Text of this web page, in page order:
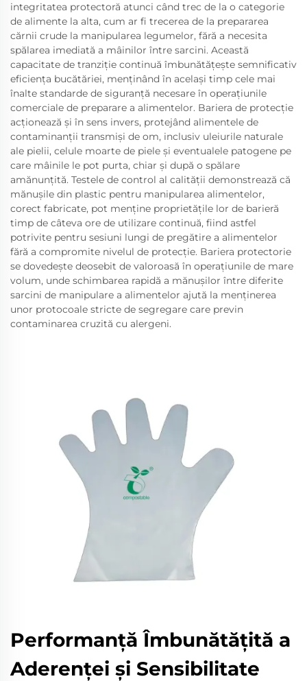
integritatea protectoră atunci când trec de la o categorie
de alimente la alta, cum ar fi trecerea de la prepararea
cărnii crude la manipularea legumelor, fără a necesita
spălarea imediată a mâinilor între sarcini. Această
capacitate de tranziție continuă îmbunătățește semnificativ
eficiența bucătăriei, menținând în același timp cele mai
înalte standarde de siguranță necesare în operațiunile
comerciale de preparare a alimentelor. Bariera de protecție
acționează și în sens invers, protejând alimentele de
contaminanții transmiși de om, inclusiv uleiurile naturale
ale pielii, celule moarte de piele și eventualele patogene pe
care mâinile le pot purta, chiar și după o spălare
amănunțită. Testele de control al calității demonstrează că
mănușile din plastic pentru manipularea alimentelor,
corect fabricate, pot menține proprietățile lor de barieră
timp de câteva ore de utilizare continuă, fiind astfel
potrivite pentru sesiuni lungi de pregătire a alimentelor
fără a compromite nivelul de protecție. Bariera protectorie
se dovedește deosebit de valoroasă în operațiunile de mare
volum, unde schimbarea rapidă a mănușilor între diferite
sarcini de manipulare a alimentelor ajută la menținerea
unor protocoale stricte de segregare care previn
contaminarea cruzită cu alergeni.
Performanță Îmbunătățită a
Aderenței și Sensibilitate